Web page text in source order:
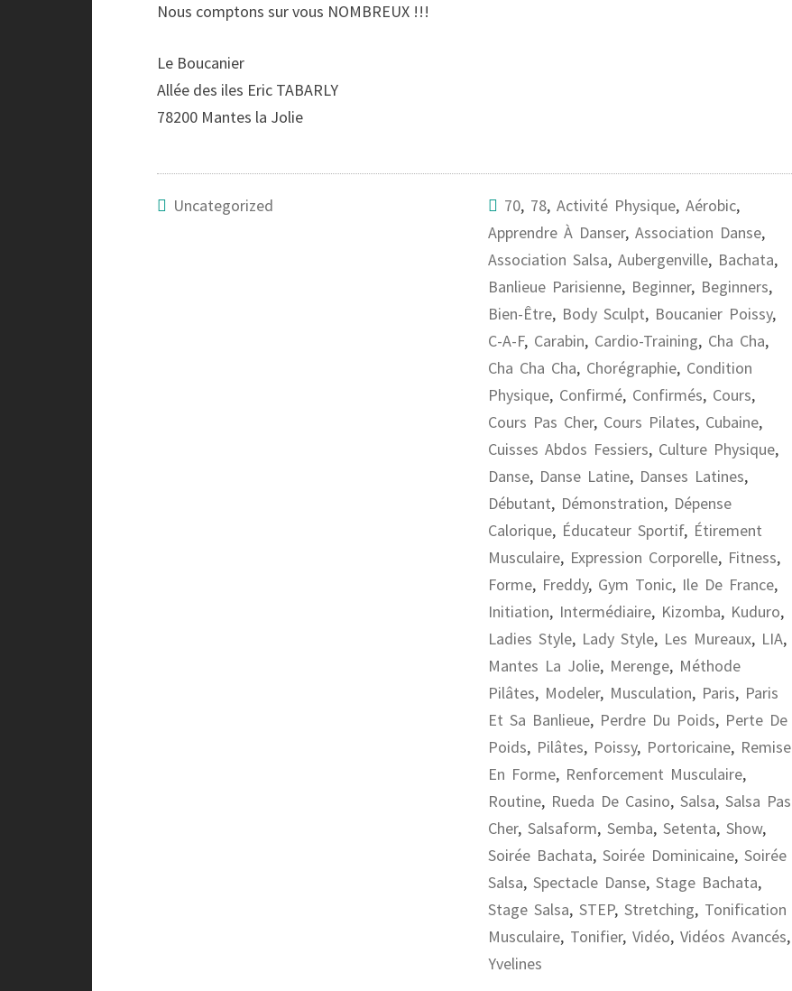
Nous comptons sur vous NOMBREUX !!!
Le Boucanier
Allée des iles Eric TABARLY
78200 Mantes la Jolie
Uncategorized 70, 78, Activité Physique, Aérobic,
Apprendre À Danser, Association Danse,
Association Salsa, Aubergenville, Bachata,
Banlieue Parisienne, Beginner, Beginners,
Bien-Être, Body Sculpt, Boucanier Poissy,
C-A-F, Carabin, Cardio-Training, Cha Cha,
Cha Cha Cha, Chorégraphie, Condition
Physique, Confirmé, Confirmés, Cours,
Cours Pas Cher, Cours Pilates, Cubaine,
Cuisses Abdos Fessiers, Culture Physique,
Danse, Danse Latine, Danses Latines,
Débutant, Démonstration, Dépense
Calorique, Éducateur Sportif, Étirement
Musculaire, Expression Corporelle, Fitness,
Forme, Freddy, Gym Tonic, Ile De France,
Initiation, Intermédiaire, Kizomba, Kuduro,
Ladies Style, Lady Style, Les Mureaux, LIA,
Mantes La Jolie, Merenge, Méthode
Pilâtes, Modeler, Musculation, Paris, Paris
Et Sa Banlieue, Perdre Du Poids, Perte De
Poids, Pilâtes, Poissy, Portoricaine, Remise
En Forme, Renforcement Musculaire,
Routine, Rueda De Casino, Salsa, Salsa Pas
Cher, Salsaform, Semba, Setenta, Show,
Soirée Bachata, Soirée Dominicaine, Soirée
Salsa, Spectacle Danse, Stage Bachata,
Stage Salsa, STEP, Stretching, Tonification
Musculaire, Tonifier, Vidéo, Vidéos Avancés,
Yvelines